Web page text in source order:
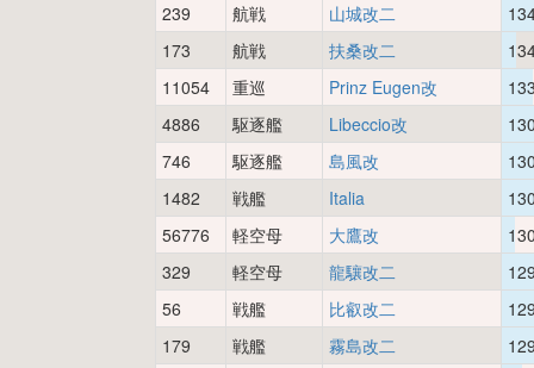
239
航戦 山城改二
173
航戦 扶桑改二
11054
重巡 Prinz Eugen改
4886
駆逐艦 Libeccio改
746
駆逐艦 島風改
1482
戦艦 Italia
56776
軽空母 大鷹改
329
軽空母 龍驤改二
56
戦艦 比叡改二
179
戦艦 霧島改二